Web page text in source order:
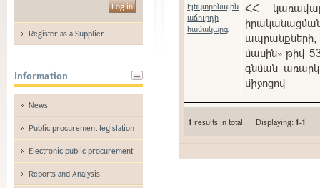
Register as a Supplier
Information
News
Public procurement legislation
Electronic public procurement
Reports and Analysis
Էլեկտրոնային
աճուրդի
համակարգ
ՀՀ
ապրանքների,
մասին» թիվ
գնման
միջոցով
1 results in total. Displaying:1-1